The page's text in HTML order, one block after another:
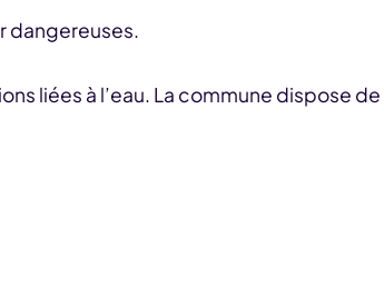
dangereuses.
liées à l’eau. La commune dispose